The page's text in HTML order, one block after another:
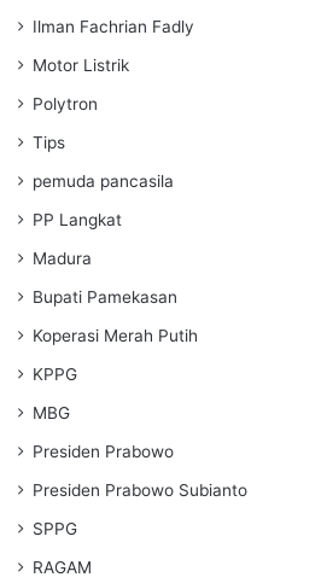
Ilman Fachrian Fadly
Motor Listrik
Polytron
Tips
pemuda pancasila
PP Langkat
Madura
Bupati Pamekasan
Koperasi Merah Putih
KPPG
MBG
Presiden Prabowo
Presiden Prabowo Subianto
SPPG
RAGAM